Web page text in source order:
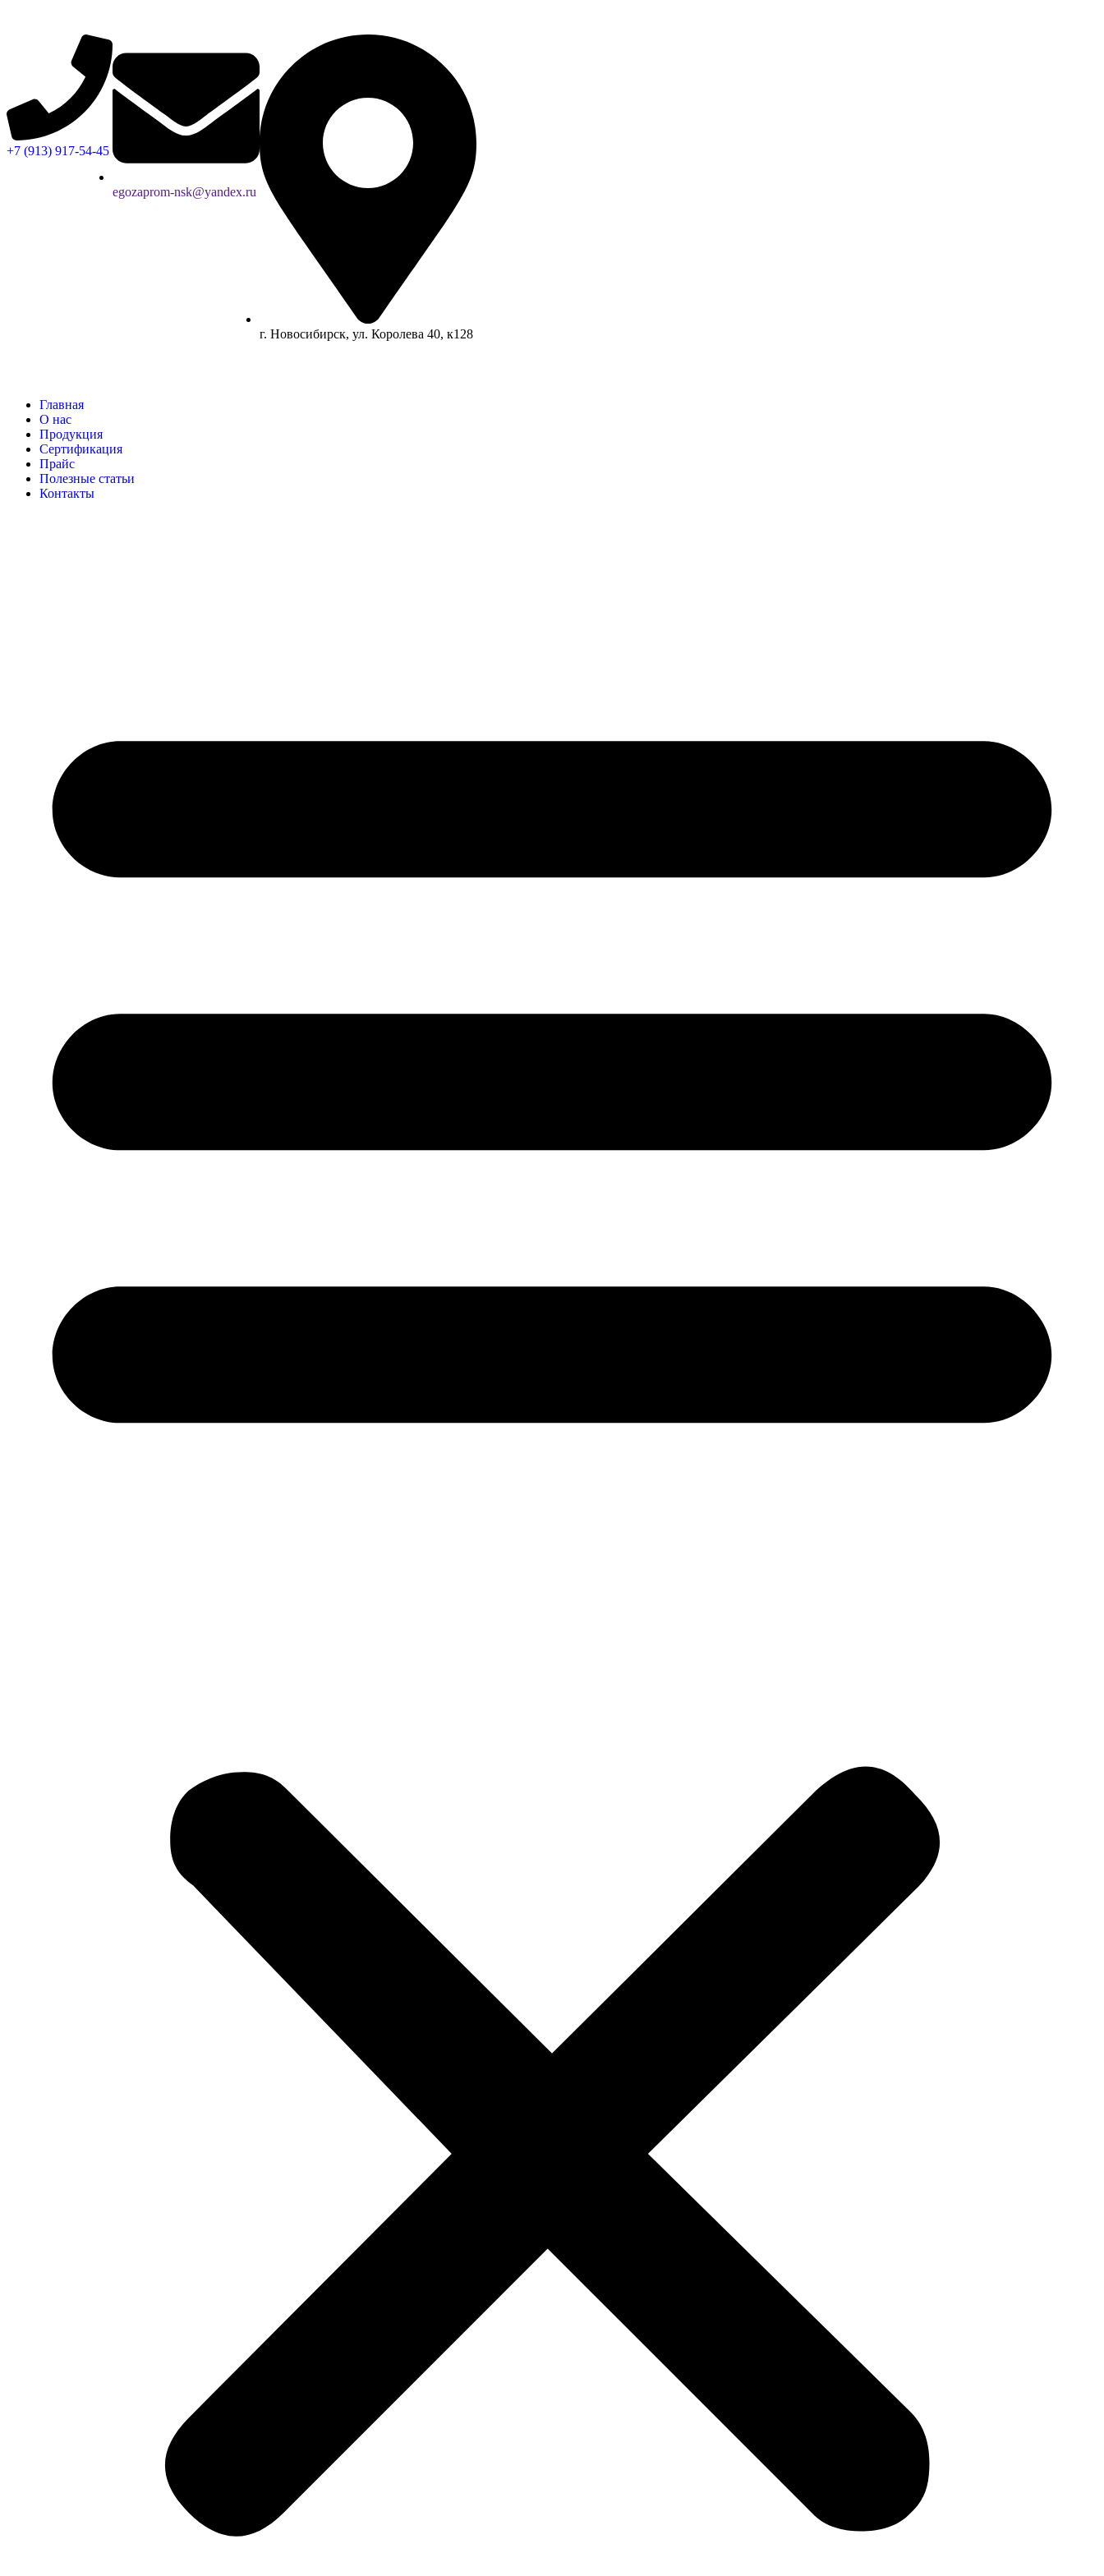
+7 (913) 917-54-45
egozaprom-nsk@yandex.ru
г. Новосибирск, ул. Королева 40, к128
Главная
О нас
Продукция
Сертификация
Прайс
Полезные статьи
Контакты